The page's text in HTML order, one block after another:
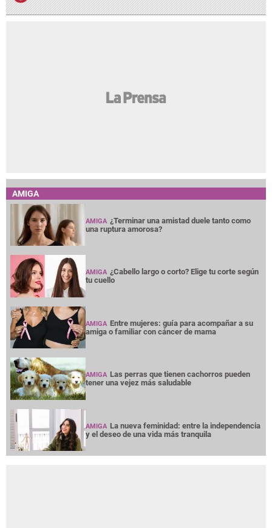
AMIGA
AMIGA ¿Terminar una amistad duele tanto como
una ruptura amorosa?
AMIGA ¿Cabello largo o corto? Elige tu corte según
tu cuello
AMIGA Entre mujeres: guía para acompañar a su
amiga o familiar con cáncer de mama
AMIGA Las perras que tienen cachorros pueden
tener una vejez más saludable
AMIGA La nueva feminidad: entre la independencia
y el deseo de una vida más tranquila